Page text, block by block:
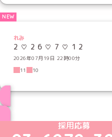
れみ
2 ♡ 2 6 ♡ 7 ♡ 1 2
2026年07月19日 22時00分
11
10
めいどりー
めいど
め
採用応募